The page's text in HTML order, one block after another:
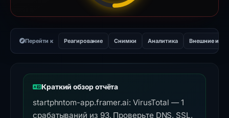
Перейти к Реагирование Снимки Аналитика Внешние
Краткий обзор отчёта
startphntom-app.framer.ai: VirusTotal — 1
срабатываний из 93. Проверьте DNS, SSL,